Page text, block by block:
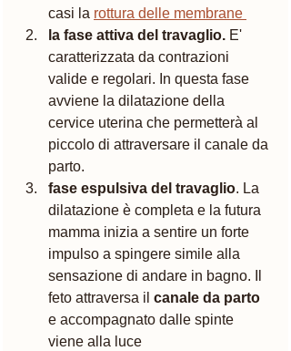
casi la rottura delle membrane
la fase attiva del travaglio. E'
caratterizzata da contrazioni
valide e regolari. In questa fase
avviene la dilatazione della
cervice uterina che permetterà al
piccolo di attraversare il canale da
parto.
fase espulsiva del travaglio. La
dilatazione è completa e la futura
mamma inizia a sentire un forte
impulso a spingere simile alla
sensazione di andare in bagno. Il
feto attraversa il canale da parto
e accompagnato dalle spinte
viene alla luce